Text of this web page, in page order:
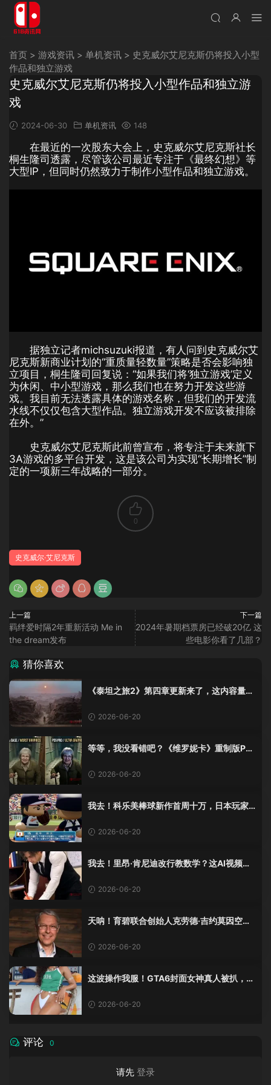
首页 > 游戏资讯 > 单机资讯 > 史克威尔艾尼克斯仍将投入小型
作品和独立游戏
史克威尔艾尼克斯仍将投入小型作品和独立游
戏
2024-06-30 单机资讯 148
在最近的一次股东大会上，史克威尔艾尼克斯社长
桐生隆司透露，尽管该公司最近专注于《最终幻想》等
大型IP，但同时仍然致力于制作小型作品和独立游戏。
据独立记者michsuzuki报道，有人问到史克威尔艾
尼克斯新商业计划的“重质量轻数量”策略是否会影响独
立项目，桐生隆司回复说：“如果我们将‘独立游戏’定义
为休闲、中小型游戏，那么我们也在努力开发这些游
戏。我目前无法透露具体的游戏名称，但我们的开发流
水线不仅仅包含大型作品。独立游戏开发不应该被排除
在外。”
史克威尔艾尼克斯此前曾宣布，将专注于未来旗下
3A游戏的多平台开发，这是该公司为实现“长期增长”制
定的一项新三年战略的一部分。
0
史克威尔·艾尼克斯
上一篇
羁绊爱时隔2年重新活动 Me in
the dream发布
下一篇
2024年暑期档票房已经破20亿 这
些电影你看了几部？
猜你喜欢
《泰坦之旅2》第四章更新来了，这内容量感
2026-06-20
等等，我没看错吧？《维罗妮卡》重制版PS
2026-06-20
我去！科乐美棒球新作首周十万，日本玩家
2026-06-20
我去！里昂·肯尼迪改行教数学？这AI视频全
2026-06-20
天呐！育碧联合创始人克劳德·吉约莫因空难
2026-06-20
这波操作我服！GTA6封面女神真人被扒，网
2026-06-20
评论 0
请先 登录